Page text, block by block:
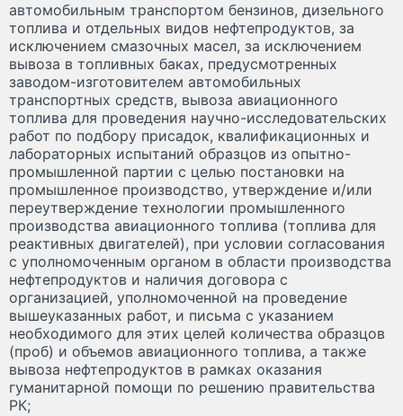
автомобильным транспортом бензинов, дизельного
топлива и отдельных видов нефтепродуктов, за
исключением смазочных масел, за исключением
вывоза в топливных баках, предусмотренных
заводом-изготовителем автомобильных
транспортных средств, вывоза авиационного
топлива для проведения научно-исследовательских
работ по подбору присадок, квалификационных и
лабораторных испытаний образцов из опытно-
промышленной партии с целью постановки на
промышленное производство, утверждение и/или
переутверждение технологии промышленного
производства авиационного топлива (топлива для
реактивных двигателей), при условии согласования
с уполномоченным органом в области производства
нефтепродуктов и наличия договора с
организацией, уполномоченной на проведение
вышеуказанных работ, и письма с указанием
необходимого для этих целей количества образцов
(проб) и объемов авиационного топлива, а также
вывоза нефтепродуктов в рамках оказания
гуманитарной помощи по решению правительства
РК;